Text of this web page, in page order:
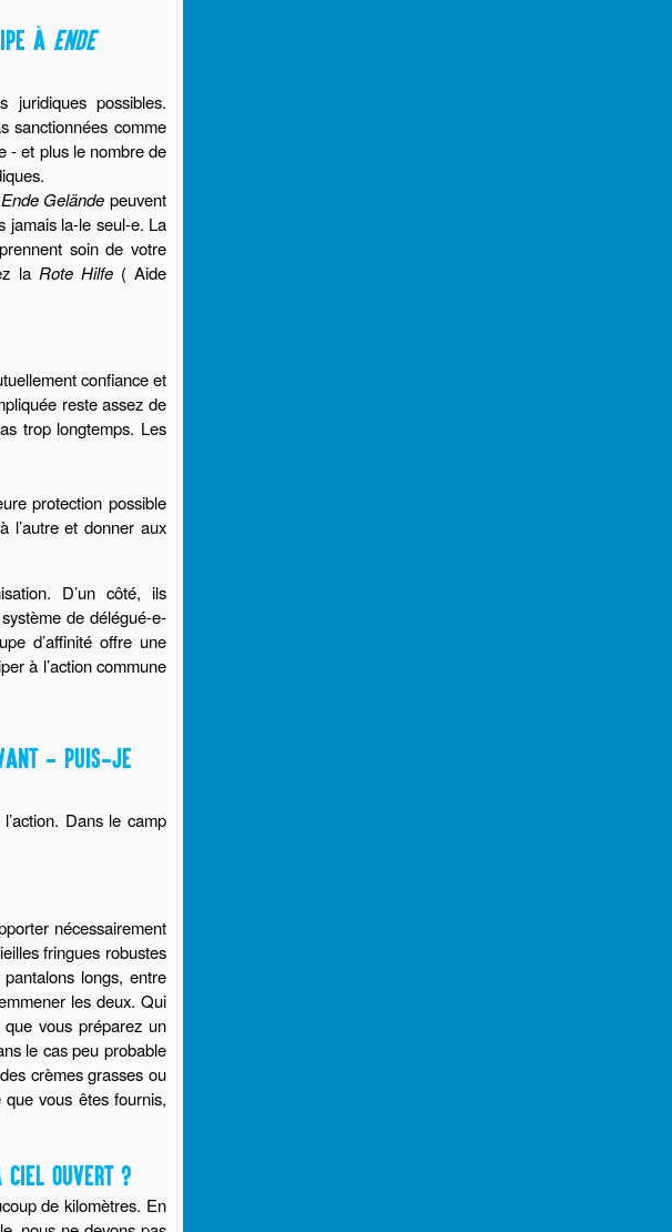
À ENDE
juridiques possibles.
sanctionnées comme
- et plus le nombre de
Ende Gelände peuvent
jamais la-le seul-e. La
soin de votre
la Rote Hilfe( Aide
confiance et
reste assez de
trop longtemps. Les
protection possible
l’autre et donner aux
D’un côté, ils
de délégué-e-
d’affinité offre une
à l’action commune
- PUIS-JE
Dans le camp
nécessairement
fringues robustes
longs, entre
les deux. Qui
vous préparez un
le cas peu probable
crèmes grasses ou
vous êtes fournis,
OUVERT ?
de kilomètres. En